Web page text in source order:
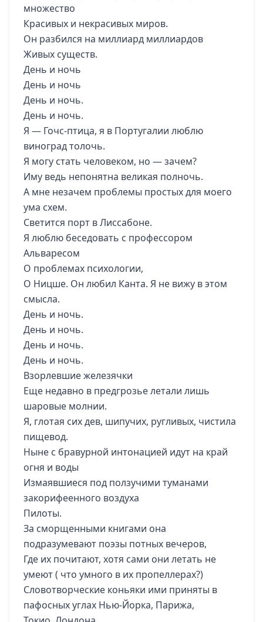
множество
Красивых и некрасивых миров.
Он разбился на миллиард миллиардов
Живых существ.
День и ночь
День и ночь
День и ночь.
День и ночь.
Я — Гочс-птица, я в Португалии люблю
виноград толочь.
Я могу стать человеком, но — зачем?
Иму ведь непонятна великая полночь.
А мне незачем проблемы простых для моего
ума схем.
Светится порт в Лиссабоне.
Я люблю беседовать с профессором
Альваресом
О проблемах психологии,
О Ницше. Он любил Канта. Я не вижу в этом
смысла.
День и ночь.
День и ночь.
День и ночь.
День и ночь.
Взорлевшие железячки
Еще недавно в предгрозье летали лишь
шаровые молнии.
Я, глотая сих дев, шипучих, ругливых, чистила
пищевод.
Ныне с бравурной интонацией идут на край
огня и воды
Измаявшиеся под ползучими туманами
закорифеенного воздуха
Пилоты.
За сморщенными книгами она
подразумевают поэзы потных вечеров,
Где их почитают, хотя сами они летать не
умеют ( что умного в их пропеллерах?)
Словотворческие коньяки ими приняты в
пафосных углах Нью-Йорка, Парижа,